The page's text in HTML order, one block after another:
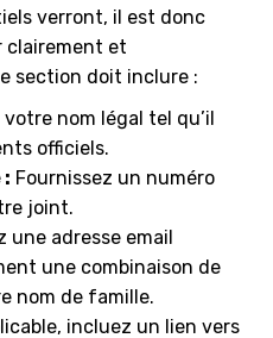
verront, il est donc
clairement et
section doit inclure :
nom légal tel qu’il
officiels.
: Fournissez un numéro
joint.
une adresse email
une combinaison de
nom de famille.
incluez un lien vers